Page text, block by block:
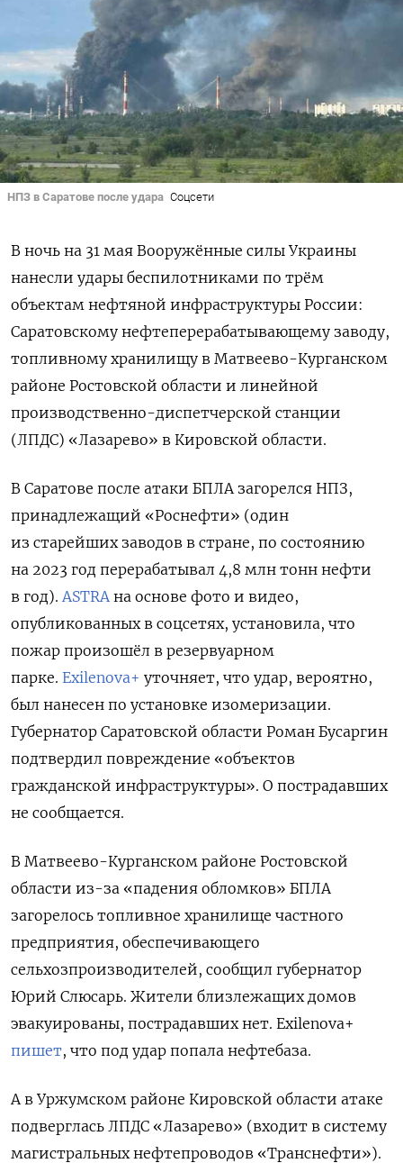
НПЗ в Саратове после удара Соцсети
В ночь на 31 мая Вооружённые силы Украины
нанесли удары беспилотниками по трём
объектам нефтяной инфраструктуры России:
Саратовскому нефтеперерабатывающему заводу,
топливному хранилищу в Матвеево-Курганском
районе Ростовской области и линейной
производственно-диспетчерской станции
(ЛПДС) «Лазарево» в Кировской области.
В Саратове после атаки БПЛА загорелся НПЗ,
принадлежащий «Роснефти» (один
из старейших заводов в стране, по состоянию
на 2023 год перерабатывал 4,8 млн тонн нефти
в год). ASTRA на основе фото и видео,
опубликованных в соцсетях, установила, что
пожар произошёл в резервуарном
парке. Exilenova+ уточняет, что удар, вероятно,
был нанесен по установке изомеризации.
Губернатор Саратовской области Роман Бусаргин
подтвердил повреждение «объектов
гражданской инфраструктуры». О пострадавших
не сообщается.
В Матвеево-Курганском районе Ростовской
области из-за «падения обломков» БПЛА
загорелось топливное хранилище частного
предприятия, обеспечивающего
сельхозпроизводителей, сообщил губернатор
Юрий Слюсарь. Жители близлежащих домов
эвакуированы, пострадавших нет. Exilenova+
пишет, что под удар попала нефтебаза.
А в Уржумском районе Кировской области атаке
подверглась ЛПДС «Лазарево» (входит в систему
магистральных нефтепроводов «Транснефти»).